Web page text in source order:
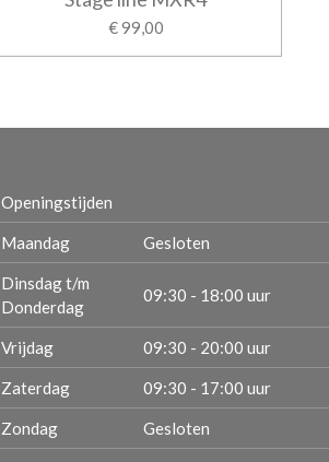
€ 99,00
Openingstijden
Maandag Gesloten
Dinsdag t/m
Donderdag
09:30 - 18:00 uur
Vrijdag 09:30 - 20:00 uur
Zaterdag 09:30 - 17:00 uur
Zondag Gesloten